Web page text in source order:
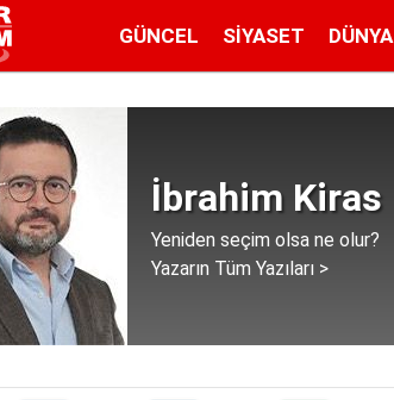
GÜNCEL SIYASET DÜNYA
İbrahim Kiras
Yeniden seçim olsa ne olur?
Yazarın Tüm Yazıları >